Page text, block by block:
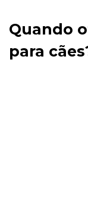
Quando
para